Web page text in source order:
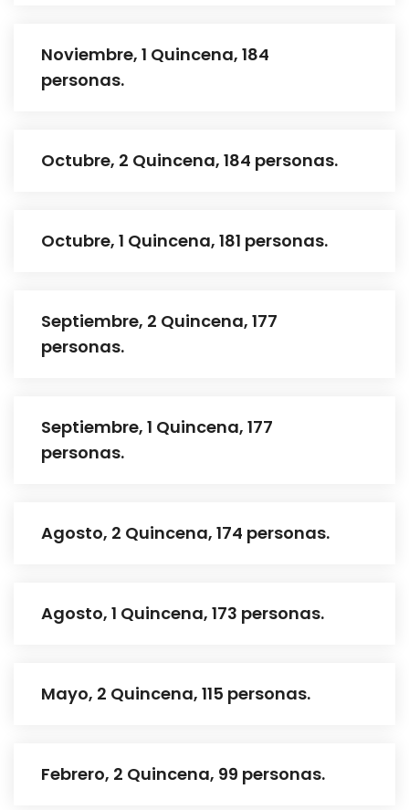
Noviembre, 1 Quincena, 184
personas.
Octubre, 2 Quincena, 184 personas.
Octubre, 1 Quincena, 181 personas.
Septiembre, 2 Quincena, 177
personas.
Septiembre, 1 Quincena, 177
personas.
Agosto, 2 Quincena, 174 personas.
Agosto, 1 Quincena, 173 personas.
Mayo, 2 Quincena, 115 personas.
Febrero, 2 Quincena, 99 personas.